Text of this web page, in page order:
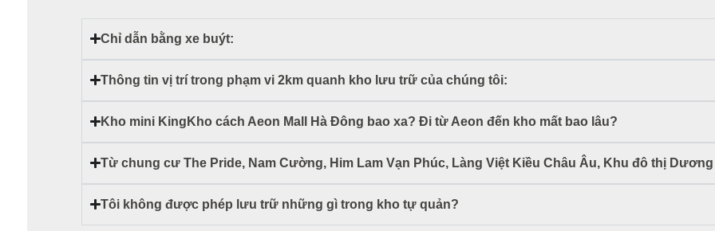
Chỉ dẫn bằng xe buýt:
Thông tin vị trí trong phạm vi 2km quanh kho lưu trữ của chúng tôi:
Kho mini KingKho cách Aeon Mall Hà Đông bao xa? Đi từ Aeon đến kho mất bao lâu?
Từ chung cư The Pride, Nam Cường, Him Lam Vạn Phúc, Làng Việt Kiều Châu Âu, Khu đô thị
Tôi không được phép lưu trữ những gì trong kho tự quản?